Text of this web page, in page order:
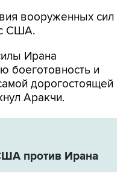
вооруженных сил
с США.
Ирана
боеготовность и
дорогостоящей
Аракчи.
против Ирана